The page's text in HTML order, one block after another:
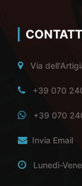
Via
+39 070
+39 070
Invia Email
Lunedì-